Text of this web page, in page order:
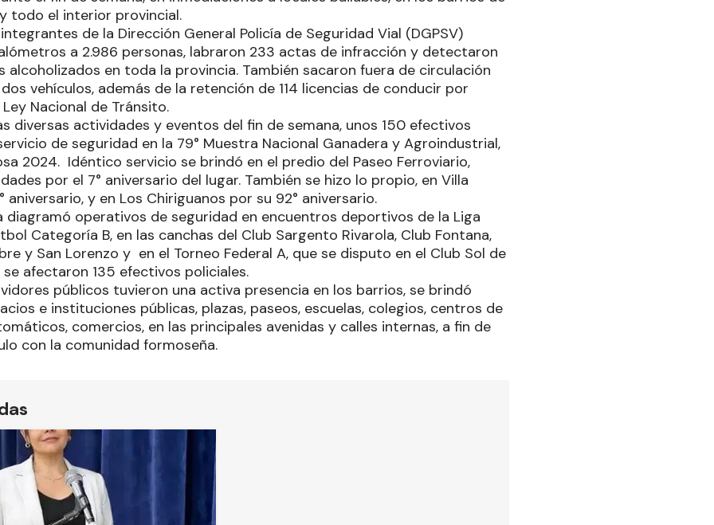
todo el interior provincial.
de la Dirección General Policía de Seguridad Vial (DGPSV)
a 2.986 personas, labraron 233 actas de infracción y detectaron
en toda la provincia. También sacaron fuera de circulación
vehículos, además de la retención de 114 licencias de conducir por
Nacional de Tránsito.
diversas actividades y eventos del fin de semana, unos 150 efectivos
de seguridad en la 79° Muestra Nacional Ganadera y Agroindustrial,
2024. Idéntico servicio se brindó en el predio del Paseo Ferroviario,
por el 7° aniversario del lugar. También se hizo lo propio, en Villa
aniversario, y en Los Chiriguanos por su 92° aniversario.
diagramó operativos de seguridad en encuentros deportivos de la Liga
Categoría B, en las canchas del Club Sargento Rivarola, Club Fontana,
y San Lorenzo y en el Torneo Federal A, que se disputo en el Club Sol de
afectaron 135 efectivos policiales.
públicos tuvieron una activa presencia en los barrios, se brindó
e instituciones públicas, plazas, paseos, escuelas, colegios, centros de
comercios, en las principales avenidas y calles internas, a fin de
con la comunidad formoseña.